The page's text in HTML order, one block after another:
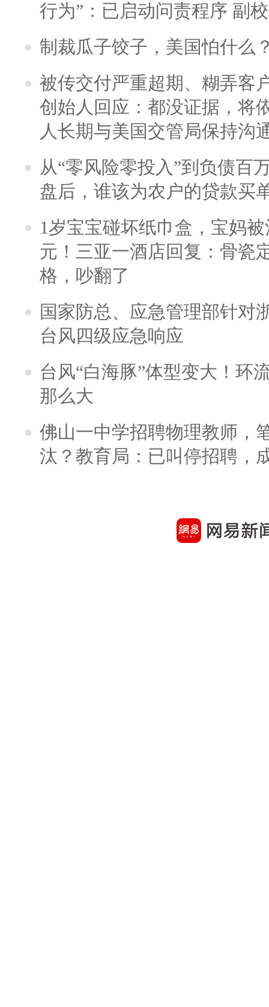
行为”：已启动问责程序 副
制裁瓜子饺子，美国怕什么
被传交付严重超期、糊弄客
创始人回应：都没证据，将
人长期与美国交管局保持沟
从“零风险零投入”到负债百
盘后，谁该为农户的贷款买
1岁宝宝碰坏纸巾盒，宝妈
元！三亚一酒店回复：骨瓷
格，吵翻了
国家防总、应急管理部针对
台风四级应急响应
台风“白海豚”体型变大！环
那么大
佛山一中学招聘物理教师，
汰？教育局：已叫停招聘，